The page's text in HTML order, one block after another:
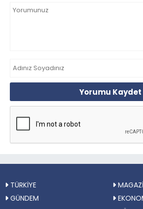
Yorumu Kaydet
TÜRKİYE
GÜNDEM